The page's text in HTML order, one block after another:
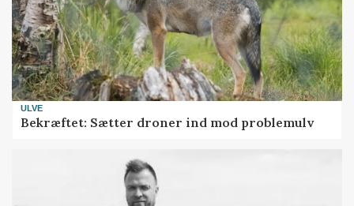
ULVE
Bekræftet: Sætter droner ind mod problemulv